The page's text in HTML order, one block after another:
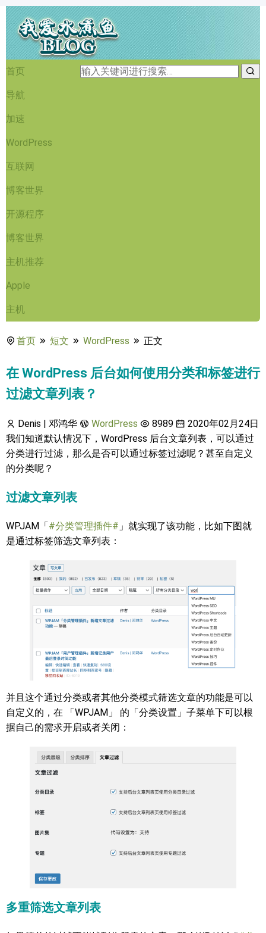
首页
导航
加速
WordPress
互联网
博客世界
开源程序
博客世界
主机推荐
Apple
主机
首页 短文 WordPress 正文
在 WordPress 后台如何使用分类和标签进行
过滤文章列表？
Denis | 邓鸿华 WordPress 8989
2020年02月24日
我们知道默认情况下，WordPress 后台文章列表，可以通过
分类进行过滤，那么是否可以通过标签过滤呢？甚至自定义
的分类呢？
过滤文章列表
WPJAM「#分类管理插件# 」就实现了该功能，比如下图就
是通过标签筛选文章列表：
并且这个通过分类或者其他分类模式筛选文章的功能是可以
自定义的，在 「WPJAM」 的「分类设置」子菜单下可以根
据自己的需求开启或者关闭：
多重筛选文章列表